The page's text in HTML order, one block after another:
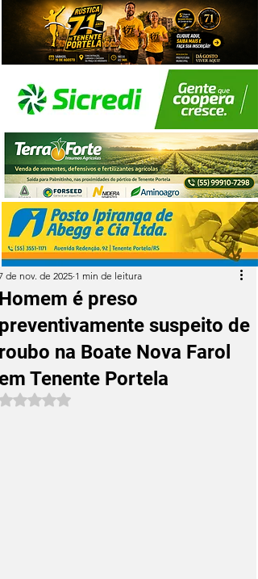
é preso
suspeito de
na Boate Nova Farol
Tenente Portela
de nov. de 2025 1 min de leitura
Avaliado com NaN de 5 estrelas.